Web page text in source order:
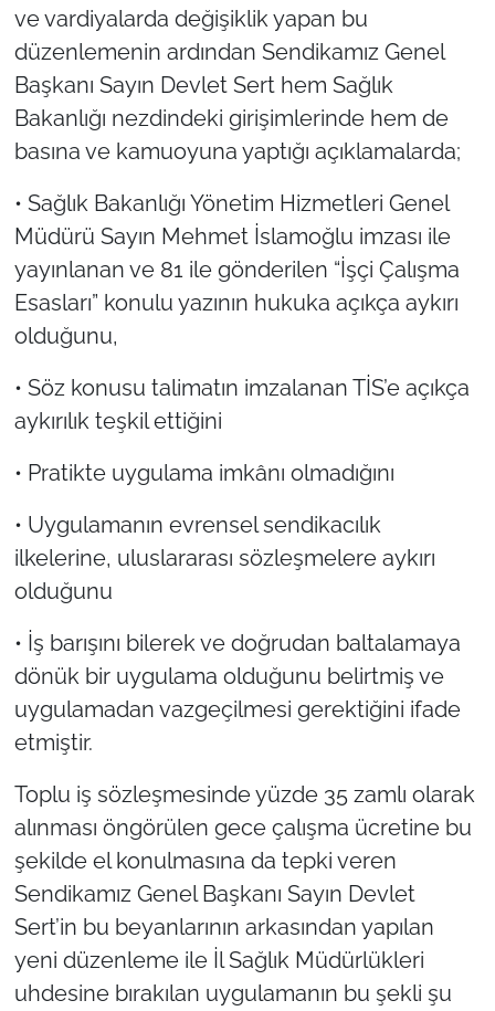
ve vardiyalarda değişiklik yapan bu
düzenlemenin ardından Sendikamız Genel
Başkanı Sayın Devlet Sert hem Sağlık
Bakanlığı nezdindeki girişimlerinde hem de
basına ve kamuoyuna yaptığı açıklamalarda;
• Sağlık Bakanlığı Yönetim Hizmetleri Genel
Müdürü Sayın Mehmet İslamoğlu imzası ile
yayınlanan ve 81 ile gönderilen “İşçi Çalışma
Esasları” konulu yazının hukuka açıkça aykırı
olduğunu,
• Söz konusu talimatın imzalanan TİS’e açıkça
aykırılık teşkil ettiğini
• Pratikte uygulama imkânı olmadığını
• Uygulamanın evrensel sendikacılık
ilkelerine, uluslararası sözleşmelere aykırı
olduğunu
• İş barışını bilerek ve doğrudan baltalamaya
dönük bir uygulama olduğunu belirtmiş ve
uygulamadan vazgeçilmesi gerektiğini ifade
etmiştir.
Toplu iş sözleşmesinde yüzde 35 zamlı olarak
alınması öngörülen gece çalışma ücretine bu
şekilde el konulmasına da tepki veren
Sendikamız Genel Başkanı Sayın Devlet
Sert’in bu beyanlarının arkasından yapılan
yeni düzenleme ile İl Sağlık Müdürlükleri
uhdesine bırakılan uygulamanın bu şekli şu